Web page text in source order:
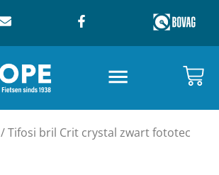
/ Tifosi bril Crit crystal zwart fototec